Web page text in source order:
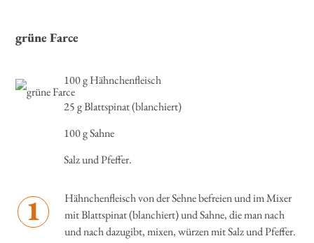
grüne Farce
100 g Hähnchenfleisch
25 g Blattspinat (blanchiert)
100 g Sahne
Salz und Pfeffer.
1
Hähnchenfleisch von der Sehne befreien und im Mixer
mit Blattspinat (blanchiert) und Sahne, die man nach
und nach dazugibt, mixen, würzen mit Salz und Pfeffer.